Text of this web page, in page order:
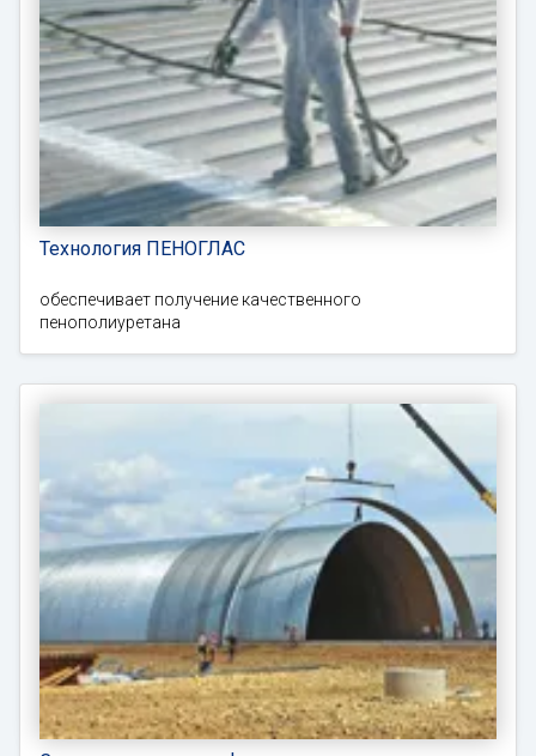
Технология ПЕНОГЛАС
обеспечивает получение качественного
пенополиуретана